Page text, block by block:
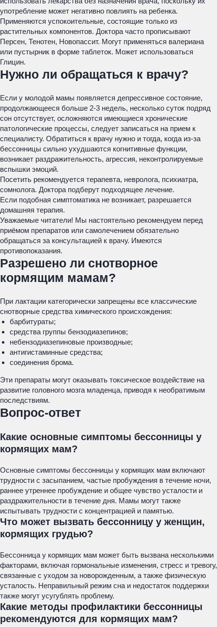
употребление может негативно повлиять на ребенка.
Применяются успокоительные, состоящие только из
растительных компонентов. Доктора часто прописывают
Персен, Тенотен, Новопассит. Могут применяться валериана
или пустырник в форме таблеток. Может использоваться
Глицин.
Нужно ли обращаться к врачу?
Если у молодой мамы появляется депрессивное состояние,
продолжающееся больше 2-3 недель, несколько суток подряд
сон отсутствует, осложняются имеющиеся хронические
патологические процессы, следует записаться на прием к
специалисту. Обратиться к врачу нужно и тогда, когда из-за
бессонницы сильно ухудшаются когнитивные функции,
возникает раздражительность, агрессия, неконтролируемые
вспышки эмоций.
Посетить рекомендуется терапевта, невролога, психиатра,
сомнолога. Доктора подберут подходящее лечение.
Если подобная симптоматика не возникает, разрешается
домашняя терапия.
Уважаемые читатели! Мы настоятельно рекомендуем перед
приёмом препаратов или самолечением обязательно
обращаться за консультацией к врачу. Имеются
противопоказания.
Разрешено ли снотворное
кормящим мамам?
При лактации категорически запрещены все классические
снотворные средства химического происхождения:
барбитураты;
средства группы бензодиазепинов;
небензодиазепиновые производные;
антигистаминные средства;
соединения брома.
Эти препараты могут оказывать токсическое воздействие на
развитие головного мозга младенца, приводя к необратимым
последствиям.
Вопрос-ответ
Какие основные симптомы бессонницы у
кормящих мам?
Основные симптомы бессонницы у кормящих мам включают
трудности с засыпанием, частые пробуждения в течение ночи,
раннее утреннее пробуждение и общее чувство усталости и
раздражительности в течение дня. Мамы могут также
испытывать трудности с концентрацией и памятью.
Что может вызвать бессонницу у женщин,
кормящих грудью?
Бессонница у кормящих мам может быть вызвана несколькими
факторами, включая гормональные изменения, стресс и тревогу,
связанные с уходом за новорожденным, а также физическую
усталость. Неправильный режим сна и недостаток поддержки
также могут усугублять проблему.
Какие методы профилактики бессонницы
рекомендуются для кормящих мам?